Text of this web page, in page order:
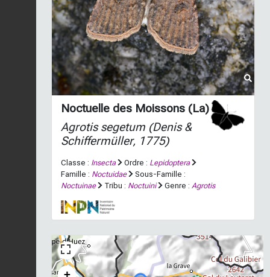
Noctuelle des Moissons (La)
Agrotis segetum (Denis &
Schiffermüller, 1775)
Classe : Insecta Ordre : Lepidoptera
Famille : Noctuidae
Sous-Famille :
Noctuinae
Tribu : Noctuini Genre : Agrotis
+